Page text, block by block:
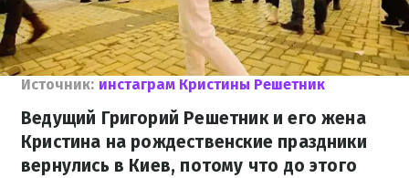
Источник: инстаграм Кристины Решетник
Ведущий Григорий Решетник и его жена
Кристина на рождественские праздники
вернулись в Киев, потому что до этого